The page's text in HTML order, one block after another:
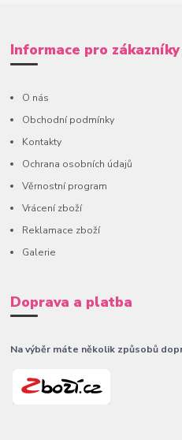
Informace pro zákazníky
O nás
Obchodní podmínky
Kontakty
Ochrana osobních údajů
Věrnostní program
Vrácení zboží
Reklamace zboží
Galerie
Doprava a platba
Na výběr máte několik způsobů